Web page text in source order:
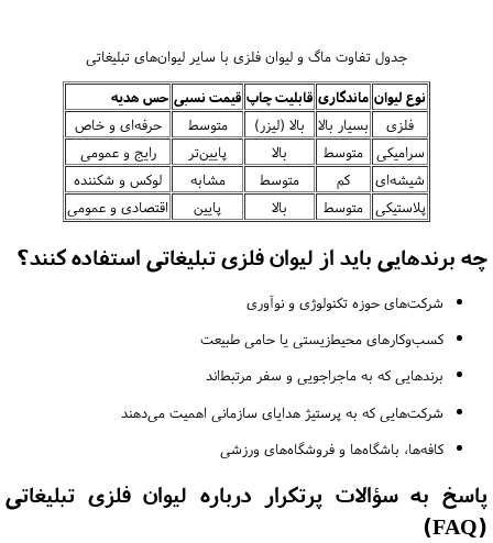
جدول تفاوت ماگ و لیوان فلزی با سایر لیوان‌های تبلیغاتی
نوع لیوان ماندگاری قابلیت چاپ قیمت نسبی حس هدیه
فلزی
بسیار بالا بالا (لیزر) متوسط
حرفه‌ای و خاص
سرامیکی متوسط بالا پایین‌تر
رایج و عمومی
شیشه‌ای
کم متوسط مشابه
لوکس و شکننده
پلاستیکی متوسط بالا پایین اقتصادی و عمومی
چه برندهایی باید از لیوان فلزی تبلیغاتی استفاده کنند؟
شرکت‌های حوزه تکنولوژی و نوآوری
کسب‌وکارهای محیط‌زیستی یا حامی طبیعت
برندهایی که به ماجراجویی و سفر مرتبط‌اند
شرکت‌هایی که به پرستیژ هدایای سازمانی اهمیت می‌دهند
کافه‌ها، باشگاه‌ها و فروشگاه‌های ورزشی
پاسخ به سؤالات پرتکرار درباره لیوان فلزی تبلیغاتی
(FAQ)